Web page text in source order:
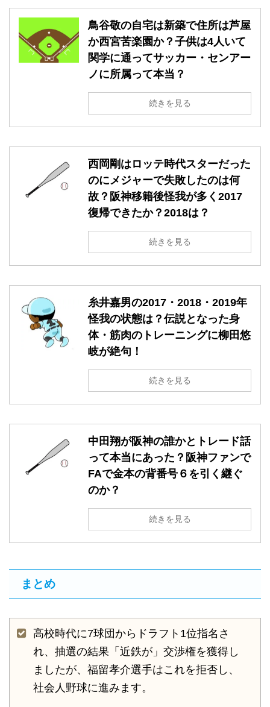
鳥谷敬の自宅は新築で住所は芦屋
か西宮苦楽園か？子供は4人いて
関学に通ってサッカー・センアー
ノに所属って本当？
続きを見る
西岡剛はロッテ時代スターだった
のにメジャーで失敗したのは何
故？阪神移籍後怪我が多く2017
復帰できたか？2018は？
続きを見る
糸井嘉男の2017・2018・2019年
怪我の状態は？伝説となった身
体・筋肉のトレーニングに柳田悠
岐が絶句！
続きを見る
中田翔が阪神の誰かとトレード話
って本当にあった？阪神ファンで
FAで金本の背番号６を引く継ぐ
のか？
続きを見る
まとめ
高校時代に7球団からドラフト1位指名さ
れ、抽選の結果「近鉄が」交渉権を獲得し
ましたが、福留孝介選手はこれを拒否し、
社会人野球に進みます。